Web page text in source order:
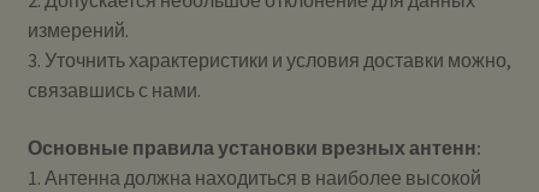
измерений.
3. Уточнить характеристики и условия доставки можно,
связавшись с нами.
Основные правила установки врезных антенн:
1. Антенна должна находиться в наиболее высокой